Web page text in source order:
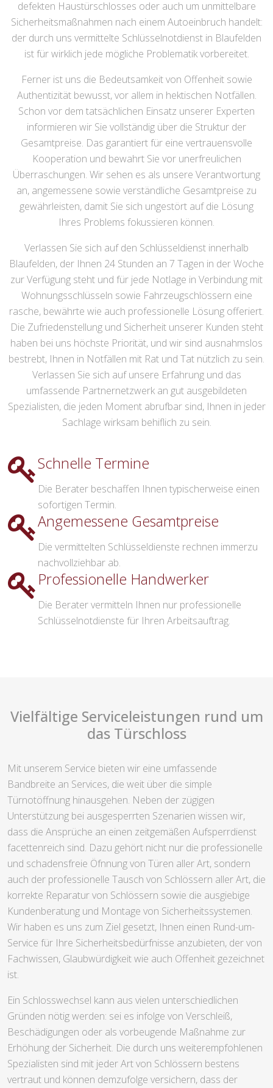
defekten Haustürschlosses oder auch um unmittelbare
Sicherheitsmaßnahmen nach einem Autoeinbruch handelt:
der durch uns vermittelte Schlüsselnotdienst in Blaufelden
ist für wirklich jede mögliche Problematik vorbereitet.
Ferner ist uns die Bedeutsamkeit von Offenheit sowie
Authentizität bewusst, vor allem in hektischen Notfällen.
Schon vor dem tatsächlichen Einsatz unserer Experten
informieren wir Sie vollständig über die Struktur der
Gesamtpreise. Das garantiert für eine vertrauensvolle
Kooperation und bewahrt Sie vor unerfreulichen
Überraschungen. Wir sehen es als unsere Verantwortung
an, angemessene sowie verständliche Gesamtpreise zu
gewährleisten, damit Sie sich ungestört auf die Lösung
Ihres Problems fokussieren können.
Verlassen Sie sich auf den Schlüsseldienst innerhalb
Blaufelden, der Ihnen 24 Stunden an 7 Tagen in der Woche
zur Verfügung steht und für jede Notlage in Verbindung mit
Wohnungsschlüsseln sowie Fahrzeugschlössern eine
rasche, bewährte wie auch professionelle Lösung offeriert.
Die Zufriedenstellung und Sicherheit unserer Kunden steht
haben bei uns höchste Priorität, und wir sind ausnahmslos
bestrebt, Ihnen in Notfällen mit Rat und Tat nützlich zu sein.
Verlassen Sie sich auf unsere Erfahrung und das
umfassende Partnernetzwerk an gut ausgebildeten
Spezialisten, die jeden Moment abrufbar sind, Ihnen in jeder
Sachlage wirksam behiflich zu sein.
Schnelle Termine
Die Berater beschaffen Ihnen typischerweise einen
sofortigen Termin.
Angemessene Gesamtpreise
Die vermittelten Schlüsseldienste rechnen immerzu
nachvollziehbar ab.
Professionelle Handwerker
Die Berater vermitteln Ihnen nur professionelle
Schlüsselnotdienste für Ihren Arbeitsauftrag.
Vielfältige Serviceleistungen rund um
das Türschloss
Mit unserem Service bieten wir eine umfassende
Bandbreite an Services, die weit über die simple
Türnotöffnung hinausgehen. Neben der zügigen
Unterstützung bei ausgesperrten Szenarien wissen wir,
dass die Ansprüche an einen zeitgemäßen Aufsperrdienst
facettenreich sind. Dazu gehört nicht nur die professionelle
und schadensfreie Öfnnung von Türen aller Art, sondern
auch der professionelle Tausch von Schlössern aller Art, die
korrekte Reparatur von Schlössern sowie die ausgiebige
Kundenberatung und Montage von Sicherheitssystemen.
Wir haben es uns zum Ziel gesetzt, Ihnen einen Rund-um-
Service für Ihre Sicherheitsbedürfnisse anzubieten, der von
Fachwissen, Glaubwürdigkeit wie auch Offenheit gezeichnet
ist.
Ein Schlosswechsel kann aus vielen unterschiedlichen
Gründen nötig werden: sei es infolge von Verschleiß,
Beschädigungen oder als vorbeugende Maßnahme zur
Erhöhung der Sicherheit. Die durch uns weiterempfohlenen
Spezialisten sind mit jeder Art von Schlössern bestens
vertraut und können demzufolge versichern, dass der